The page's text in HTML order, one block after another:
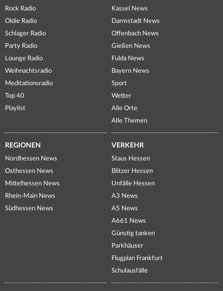
Rock Radio
Oldie Radio
Schlager Radio
Party Radio
Lounge Radio
Weihnachtsradio
Meditationsradio
Top 40
Playlist
Kassel News
Darmstadt News
Offenbach News
Gießen News
Fulda News
Bayern News
Sport
Wetter
Alle Orte
Alle Themen
REGIONEN
Nordhessen News
Osthessen News
Mittelhessen News
Rhein-Main News
Südhessen News
VERKEHR
Staus Hessen
Blitzer Hessen
Unfälle Hessen
A3 News
A5 News
A661 News
Günstig tanken
Parkhäuser
Flugplan Frankfurt
Schulausfälle